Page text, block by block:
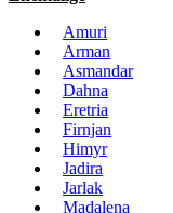
Amuri
Arman
Asmandar
Dahna
Eretria
Firnjan
Himyr
Jadira
Jarlak
Madalena